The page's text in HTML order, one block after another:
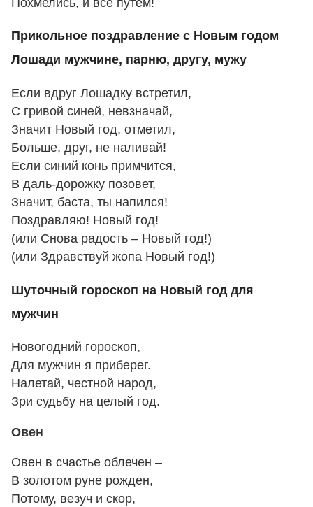
Прикольное поздравление с Новым годом
Лошади мужчине, парню, другу, мужу
Если вдруг Лошадку встретил,
С гривой синей, невзначай,
Значит Новый год, отметил,
Больше, друг, не наливай!
Если синий конь примчится,
В даль-дорожку позовет,
Значит, баста, ты напился!
Поздравляю! Новый год!
(или Снова радость – Новый год!)
(или Здравствуй жопа Новый год!)
Шуточный гороскоп на Новый год для
мужчин
Новогодний гороскоп,
Для мужчин я приберег.
Налетай, честной народ,
Зри судьбу на целый год.
Овен
Овен в счастье облечен –
В золотом руне рожден,
Потому, везуч и скор,